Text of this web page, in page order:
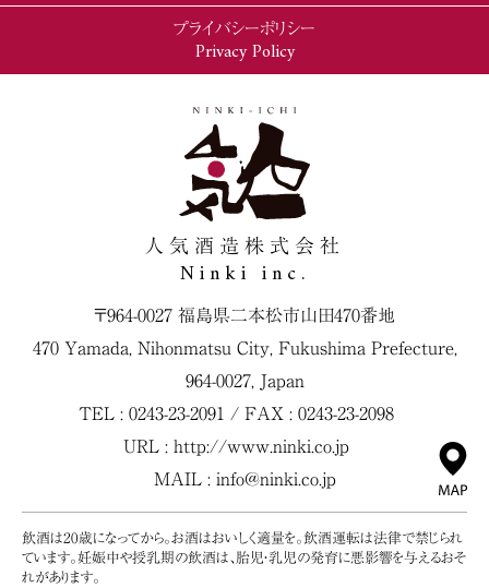
プライバシーポリシー
Privacy Policy
人気酒造株式会社
Ninki inc.
〒964-0027 福島県二本松市山田470番地
470 Yamada, Nihonmatsu City, Fukushima Prefecture,
964-0027, Japan
TEL : 0243-23-2091 / FAX : 0243-23-2098
URL : http://www.ninki.co.jp
MAIL : info@ninki.co.jp
飲酒は20歳になってから。お酒はおいしく適量を。飲酒運転は法律で禁じられ
ています。妊娠中や授乳期の飲酒は、胎児・乳児の発育に悪影響を与えるおそ
れがあります。